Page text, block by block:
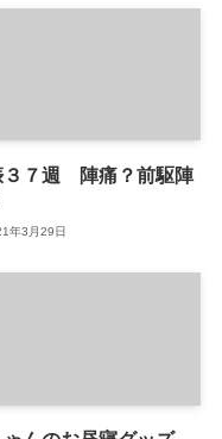
３７週 陣痛？前駆陣
年3月29日